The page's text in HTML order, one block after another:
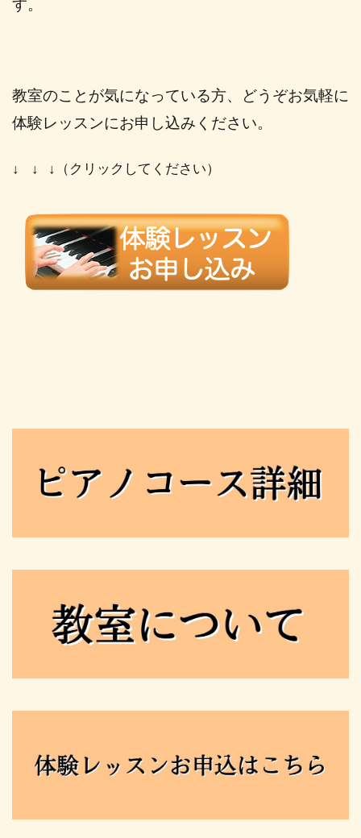
す。
教室のことが気になっている方、どうぞお気軽に
体験レッスンにお申し込みください。
↓ ↓ ↓（クリックしてください）